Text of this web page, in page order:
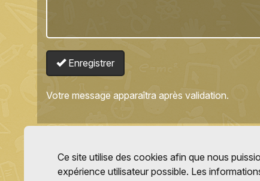
Enregistrer
Votre message apparaîtra après validation.
Ce site utilise des cookies afin que nous
expérience utilisateur possible. Les